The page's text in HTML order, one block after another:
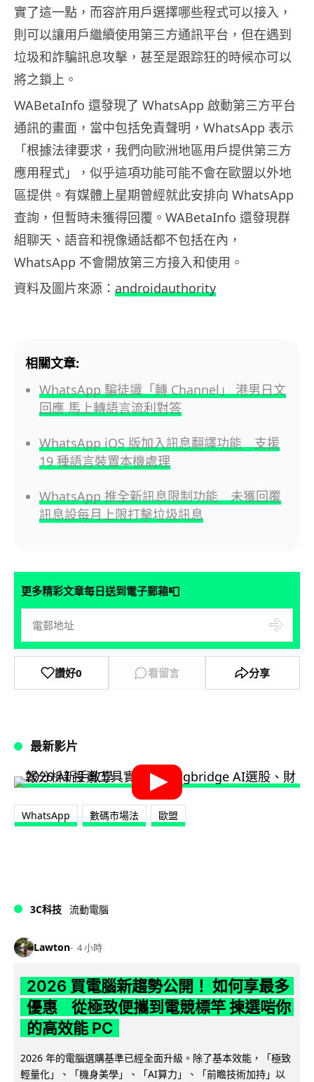
實了這一點，而容許用戶選擇哪些程式可以接入，
則可以讓用戶繼續使用第三方通訊平台，但在遇到
垃圾和詐騙訊息攻擊，甚至是跟踪狂的時候亦可以
將之鎖上。
WABetaInfo 還發現了 WhatsApp 啟動第三方平台
通訊的畫面，當中包括免責聲明，WhatsApp 表示
「根據法律要求，我們向歐洲地區用戶提供第三方
應用程式」，似乎這項功能可能不會在歐盟以外地
區提供。有媒體上星期曾經就此安排向 WhatsApp
查詢，但暫時未獲得回覆。WABetaInfo 還發現群
組聊天、語音和視像通話都不包括在內，
WhatsApp 不會開放第三方接入和使用。
資料及圖片來源： androidauthority
相關文章:
WhatsApp 騙徒識「轉 Channel」 港男日文
回應 馬上轉語言流利對答
WhatsApp iOS 版加入訊息翻譯功能 支援
19 種語言裝置本機處理
WhatsApp 推全新訊息限制功能 未獲回覆
訊息設每月上限打擊垃圾訊息
更多精彩文章每日送到電子郵箱📮
讚好0 看留言 分享
最新影片
WhatsApp 數碼市場法 歐盟
3C科技 流動電腦
Lawton 4 小時
2026 買電腦新趨勢公開！ 如何享最多
優惠 從極致便攜到電競標竿 揀選啱你
的高效能 PC
2026 年的電腦選購基準已經全面升級。除了基本效能，「極致
輕量化」、「機身美學」、「AI算力」、「前瞻技術加持」以